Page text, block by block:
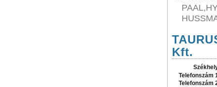
Kft.
Telefonszám
Telefonszám